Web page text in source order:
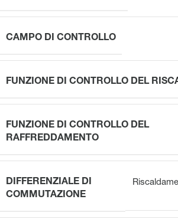
CAMPO DI CONTROLLO
FUNZIONE DI CONTROLLO DEL
FUNZIONE DI CONTROLLO DEL
RAFFREDDAMENTO
DIFFERENZIALE DI
COMMUTAZIONE